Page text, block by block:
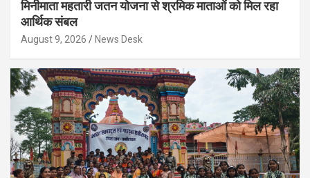
मिनीमाता महतारी जतन योजना से श्रमिक माताओं को मिल रहा
आर्थिक संबल
August 9, 2026 News Desk